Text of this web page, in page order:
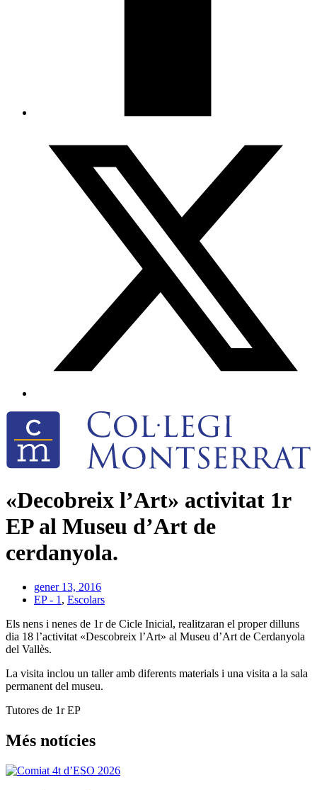
«Decobreix l’Art» activitat 1r
EP al Museu d’Art de
cerdanyola.
gener 13, 2016
EP - 1 , Escolars
Els nens i nenes de 1r de Cicle Inicial, realitzaran el proper dilluns
dia 18 l’activitat «Descobreix l’Art» al Museu d’Art de Cerdanyola
del Vallès.
La visita inclou un taller amb diferents materials i una visita a la sala
permanent del museu.
Tutores de 1r EP
Més notícies